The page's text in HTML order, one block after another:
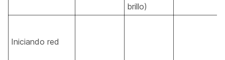
brillo)
Iniciando red